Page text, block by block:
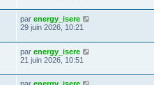
par energy_isere
29 juin 2026, 10:21
par energy_isere
21 juin 2026, 10:51